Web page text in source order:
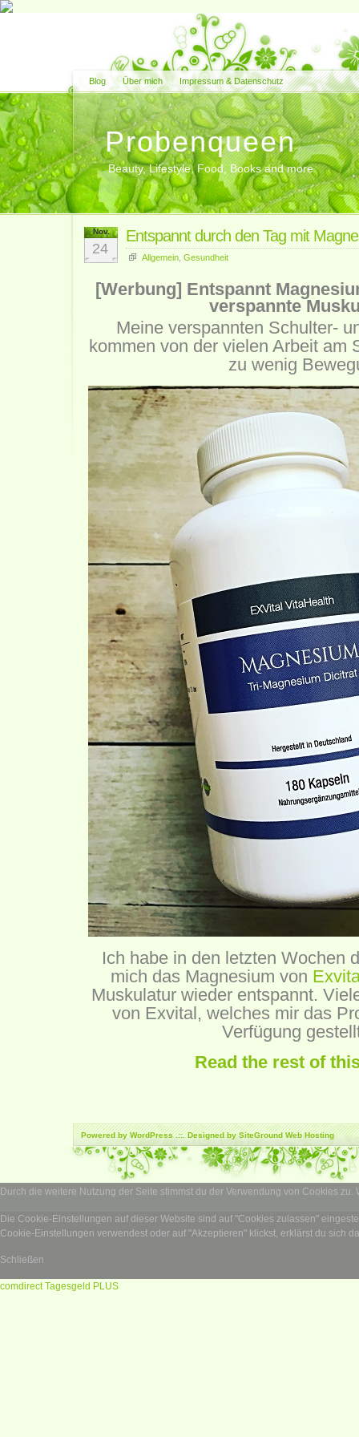
Blog Über mich Impressum & Datenschutz
Probenqueen
Beauty, Lifestyle, Food, Books and more
Nov.
24
Entspannt durch den Tag mit
Allgemein Gesundheit
[Werbung] Entspannt
verspannte
Meine verspannten Schulter-
kommen von der vielen Arbeit am
zu wenig
Ich habe in den letzten Wochen
mich das Magnesium von
Muskulatur wieder entspannt.
von Exvital, welches mir das
Verfügung
Read the rest of
Powered byWordPress.::. Designed by SiteGroundWeb Hosting
Durch die weitere Nutzung der Seite stimmst du der Verwendung von Cookies zu.
Die Cookie-Einstellungen auf dieser Website sind auf "Cookies zulassen"
Cookie-Einstellungen verwendest oder auf "Akzeptieren" klickst, erklärst du sich
Schließen
comdirect Tagesgeld PLUS